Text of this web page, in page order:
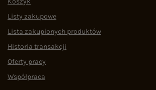
Listy zakupowe
Lista zakupionych produktów
Historia transakcji
Oferty pracy
Współpraca